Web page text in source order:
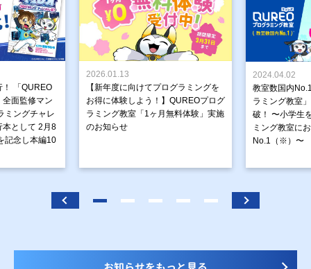
！ 「QUREO
面監修マン
ミングチャレ
本として 2月8
記念し本編10
2026.01.13
【新年度に向けてプログラミングを
お得に体験しよう！】QUREOプログ
ラミング教室「1ヶ月無料体験」実施
のお知らせ
2024.04.02
教室数国内
ラミング教室
破！ 〜小学生
ミング教室に
No.1（※）〜